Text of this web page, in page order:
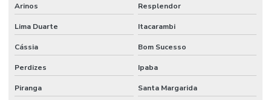
Serviço Completo De Limpeza Corporativa
Serviço De Conservação
Arinos Resplendor
Lima Duarte Itacarambi
Cássia Bom Sucesso
Perdizes Ipaba
Piranga Santa Margarida